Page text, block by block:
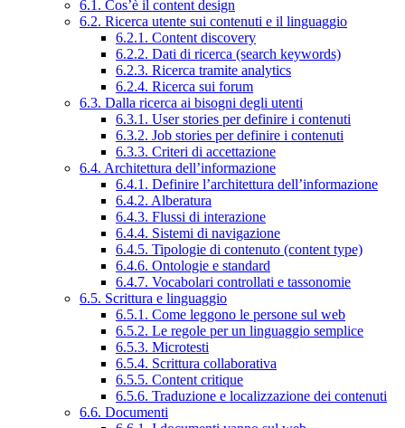
6.1. Cos’è il content design
6.2. Ricerca utente sui contenuti e il linguaggio
6.2.1. Content discovery
6.2.2. Dati di ricerca (search keywords)
6.2.3. Ricerca tramite analytics
6.2.4. Ricerca sui forum
6.3. Dalla ricerca ai bisogni degli utenti
6.3.1. User stories per definire i contenuti
6.3.2. Job stories per definire i contenuti
6.3.3. Criteri di accettazione
6.4. Architettura dell’informazione
6.4.1. Definire l’architettura dell’informazione
6.4.2. Alberatura
6.4.3. Flussi di interazione
6.4.4. Sistemi di navigazione
6.4.5. Tipologie di contenuto (content type)
6.4.6. Ontologie e standard
6.4.7. Vocabolari controllati e tassonomie
6.5. Scrittura e linguaggio
6.5.1. Come leggono le persone sul web
6.5.2. Le regole per un linguaggio semplice
6.5.3. Microtesti
6.5.4. Scrittura collaborativa
6.5.5. Content critique
6.5.6. Traduzione e localizzazione dei contenuti
6.6. Documenti